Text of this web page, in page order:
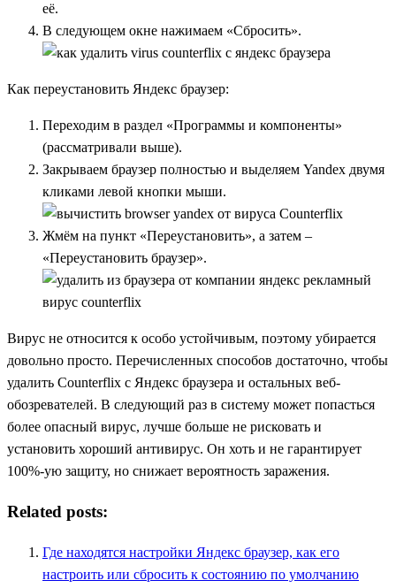
её.
В следующем окне нажимаем «Сбросить».
Как переустановить Яндекс браузер:
Переходим в раздел «Программы и компоненты»
(рассматривали выше).
Закрываем браузер полностью и выделяем Yandex двумя
кликами левой кнопки мыши.
Жмём на пункт «Переустановить», а затем –
«Переустановить браузер».
Вирус не относится к особо устойчивым, поэтому убирается
довольно просто. Перечисленных способов достаточно, чтобы
удалить Counterflix с Яндекс браузера и остальных веб-
обозревателей. В следующий раз в систему может попасться
более опасный вирус, лучше больше не рисковать и
установить хороший антивирус. Он хоть и не гарантирует
100%-ую защиту, но снижает вероятность заражения.
Related posts:
Где находятся настройки Яндекс браузер, как его
настроить или сбросить к состоянию по умолчанию